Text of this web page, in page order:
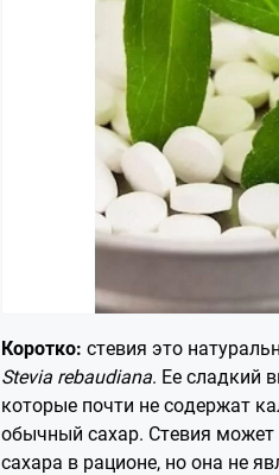
Коротко: стевия это
Stevia rebaudiana. Ее сладкий
которые почти не содержат
обычный сахар. Стевия
сахара в рационе, но она не